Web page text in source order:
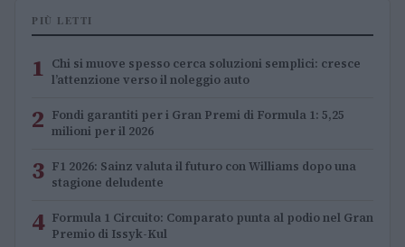
PIÙ LETTI
1 Chi si muove spesso cerca soluzioni semplici: cresce
l’attenzione verso il noleggio auto
2 Fondi garantiti per i Gran Premi di Formula 1: 5,25
milioni per il 2026
3 F1 2026: Sainz valuta il futuro con Williams dopo una
stagione deludente
4 Formula 1 Circuito: Comparato punta al podio nel Gran
Premio di Issyk-Kul